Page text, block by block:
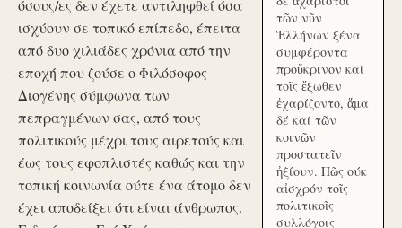
όσους/ες δεν έχετε αντιληφθεί όσα
ισχύουν σε τοπικό επίπεδο, έπειτα
από δυο χιλιάδες χρόνια από την
εποχή που ζούσε ο Φιλόσοφος
Διογένης σύμφωνα των
πεπραγμένων σας, από τους
πολιτικούς μέχρι τους αιρετούς και
έως τους εφοπλιστές καθώς και την
τοπική κοινωνία ούτε ένα άτομο δεν
έχει αποδείξει ότι είναι άνθρωπος.
τῶν νῦν
Ἑλλήνων ξένα
συμφέροντα
προὔκρινον καί
τοῖς ἔξωθεν
ἐχαρίζοντο, ἅμα
δέ καί τῶν
κοινῶν
προστατεῖν
ἠξίουν. Πῶς ούκ
αἰσχρόν τοῖς
πολιτικοῖς
συλλόγοις